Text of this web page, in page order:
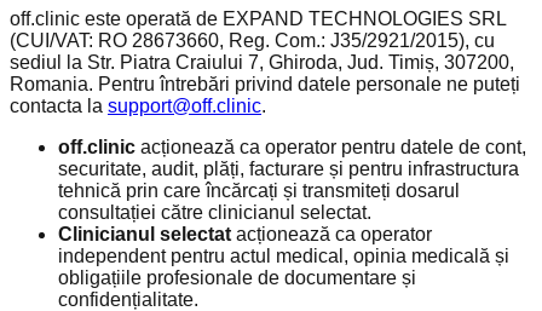
off.clinic este operată de EXPAND TECHNOLOGIES SRL
(CUI/VAT: RO 28673660, Reg. Com.: J35/2921/2015), cu
sediul la Str. Piatra Craiului 7, Ghiroda, Jud. Timiș, 307200,
Romania. Pentru întrebări privind datele personale ne puteți
contacta la support@off.clinic.
off.clinic acționează ca operator pentru datele de cont,
securitate, audit, plăți, facturare și pentru infrastructura
tehnică prin care încărcați și transmiteți dosarul
consultației către clinicianul selectat.
Clinicianul selectat acționează ca operator
independent pentru actul medical, opinia medicală și
obligațiile profesionale de documentare și
confidențialitate.